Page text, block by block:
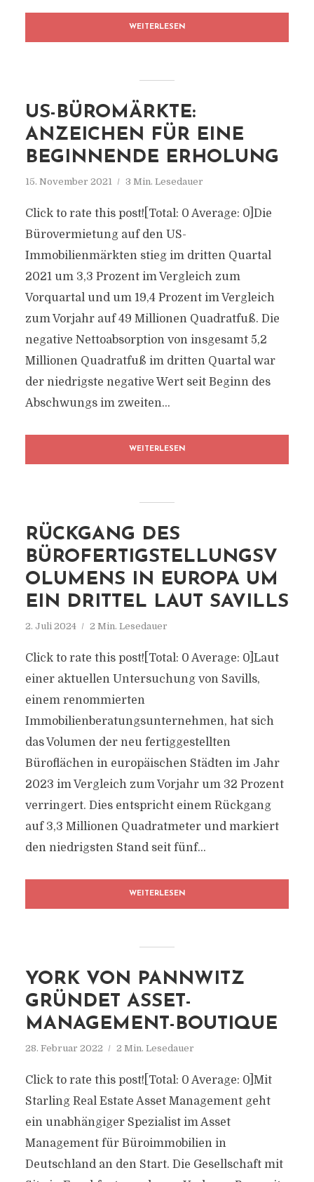
WEITERLESEN
US-BÜROMÄRKTE:
ANZEICHEN FÜR EINE
BEGINNENDE ERHOLUNG
15. November 2021 3 Min. Lesedauer
Click to rate this post![Total: 0 Average: 0]Die
Bürovermietung auf den US-
Immobilienmärkten stieg im dritten Quartal
2021 um 3,3 Prozent im Vergleich zum
Vorquartal und um 19,4 Prozent im Vergleich
zum Vorjahr auf 49 Millionen Quadratfuß. Die
negative Nettoabsorption von insgesamt 5,2
Millionen Quadratfuß im dritten Quartal war
der niedrigste negative Wert seit Beginn des
Abschwungs im zweiten...
WEITERLESEN
RÜCKGANG DES
BÜROFERTIGSTELLUNGSV
OLUMENS IN EUROPA UM
EIN DRITTEL LAUT SAVILLS
2. Juli 2024 2 Min. Lesedauer
Click to rate this post![Total: 0 Average: 0]Laut
einer aktuellen Untersuchung von Savills,
einem renommierten
Immobilienberatungsunternehmen, hat sich
das Volumen der neu fertiggestellten
Büroflächen in europäischen Städten im Jahr
2023 im Vergleich zum Vorjahr um 32 Prozent
verringert. Dies entspricht einem Rückgang
auf 3,3 Millionen Quadratmeter und markiert
den niedrigsten Stand seit fünf...
WEITERLESEN
YORK VON PANNWITZ
GRÜNDET ASSET-
MANAGEMENT-BOUTIQUE
28. Februar 2022 2 Min. Lesedauer
Click to rate this post![Total: 0 Average: 0]Mit
Starling Real Estate Asset Management geht
ein unabhängiger Spezialist im Asset
Management für Büroimmobilien in
Deutschland an den Start. Die Gesellschaft mit